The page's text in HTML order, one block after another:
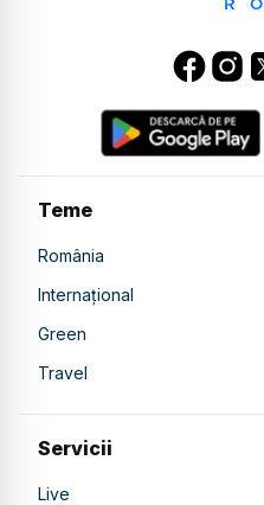
Teme
România
Internațional
Green
Travel
Servicii
Live